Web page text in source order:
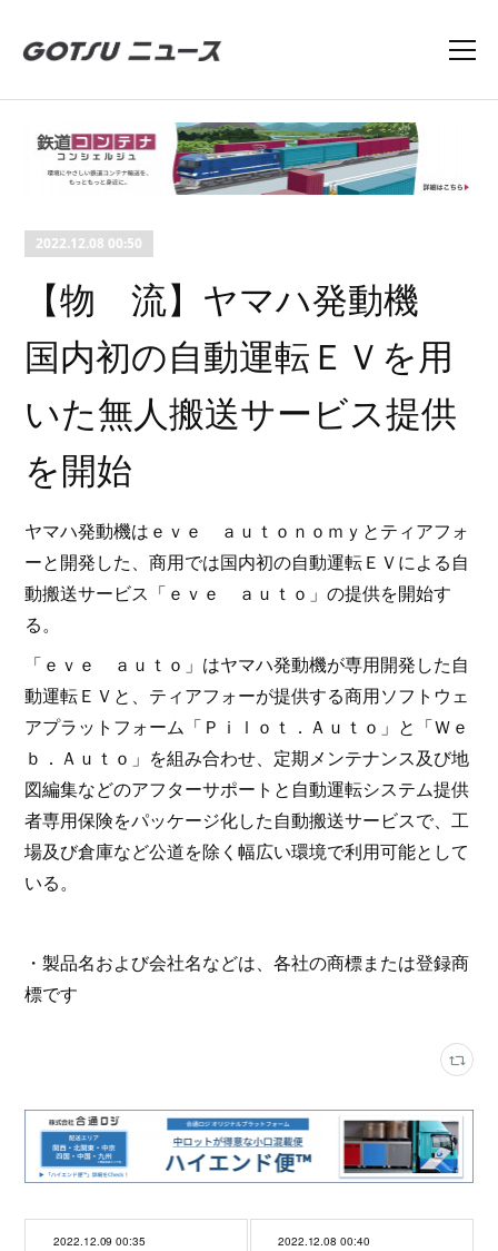
2022.12.08 00:50
【物 流】ヤマハ発動機
国内初の自動運転ＥＶを用
いた無人搬送サービス提供
を開始
ヤマハ発動機はｅｖｅ ａｕｔｏｎｏｍｙとティアフォ
ーと開発した、商用では国内初の自動運転ＥＶによる自
動搬送サービス「ｅｖｅ ａｕｔｏ」の提供を開始す
る。
「ｅｖｅ ａｕｔｏ」はヤマハ発動機が専用開発した自
動運転ＥＶと、ティアフォーが提供する商用ソフトウェ
アプラットフォーム「Ｐｉｌｏｔ．Ａｕｔｏ」と「Ｗｅ
ｂ．Ａｕｔｏ」を組み合わせ、定期メンテナンス及び地
図編集などのアフターサポートと自動運転システム提供
者専用保険をパッケージ化した自動搬送サービスで、工
場及び倉庫など公道を除く幅広い環境で利用可能として
いる。
・製品名および会社名などは、各社の商標または登録商
標です
2022.12.09 00:35 2022.12.08 00:40